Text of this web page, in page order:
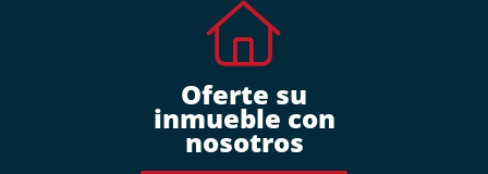
Oferte su
inmueble con
nosotros